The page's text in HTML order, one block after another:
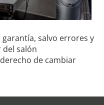
salvo errores y
del salón
de cambiar